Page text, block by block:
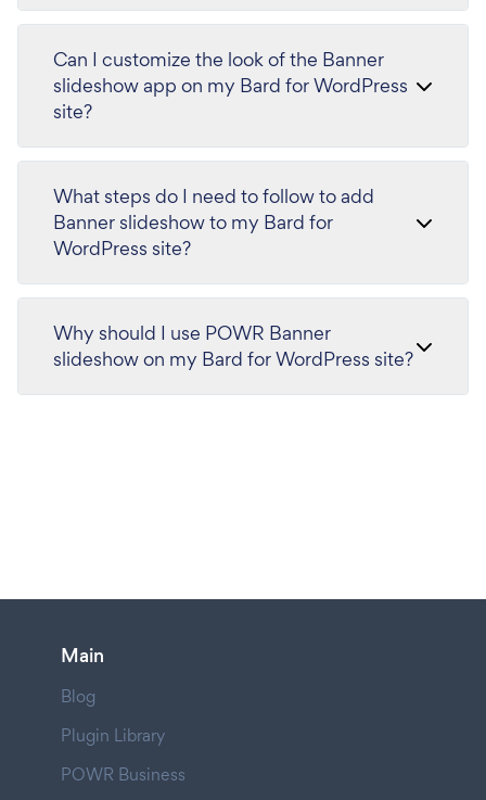
Can I customize the look of the Banner
slideshow app on my Bard for WordPress
site?
What steps do I need to follow to add
Banner slideshow to my Bard for
WordPress site?
Why should I use POWR Banner
slideshow on my Bard for WordPress site?
Main
Blog
Plugin Library
POWR Business